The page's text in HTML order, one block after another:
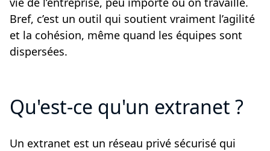
Bref, c’est un outil qui soutient vraiment l’agilité
et la cohésion, même quand les équipes sont
dispersées.
Qu'est-ce qu'un extranet ?
Un extranet est un réseau privé sécurisé qui